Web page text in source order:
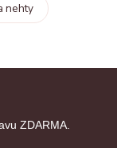
nehty
ZDARMA.